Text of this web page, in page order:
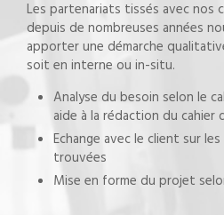
Les partenariats tissés avec nos
depuis de nombreuses années
apporter une démarche
soit en interne ou in-situ.
Analyse du besoin selon le
aide à la rédaction du cahier
Echange avec le client sur
trouvées
Mise en forme du projet